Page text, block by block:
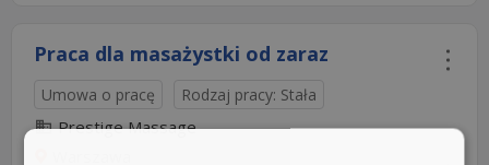
Praca dla masażystki od zaraz
Umowa o pracę Rodzaj pracy: Stała
Prestige Massage